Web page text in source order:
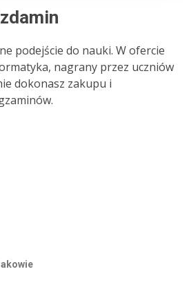
podejście do nauki. W ofercie
nagrany przez uczniów
dokonasz zakupu i